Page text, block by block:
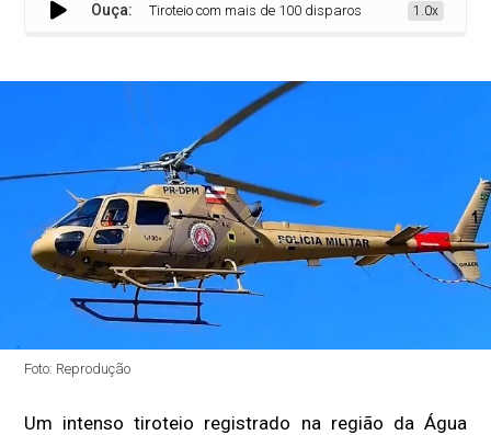
Ouça:Tiroteio com mais de 100 disparos mobiliza polícia e Graer
1.0x
Foto: Reprodução
Um intenso tiroteio registrado na região da Água